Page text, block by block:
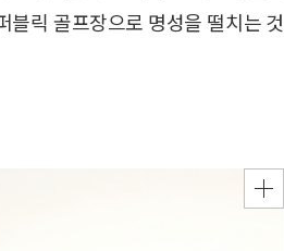
블릭 골프장으로 명성을 떨치는 것